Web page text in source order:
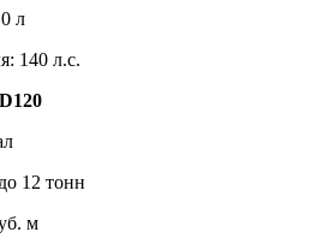
л
140 л.с.
12 тонн
м